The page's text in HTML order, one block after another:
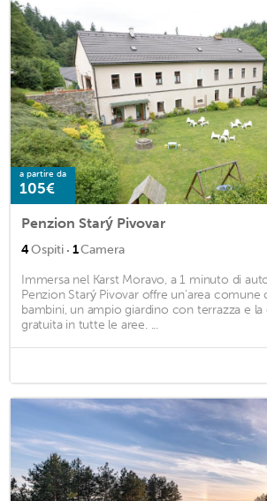
a partire da
105€
Penzion Starý Pivovar
4Ospiti · 1Camera
Immersa nel Karst Moravo, a 1 minuto di
Penzion Starý Pivovar offre un'area
bambini, un ampio giardino con terrazza e la
gratuita in tutte le aree. ...